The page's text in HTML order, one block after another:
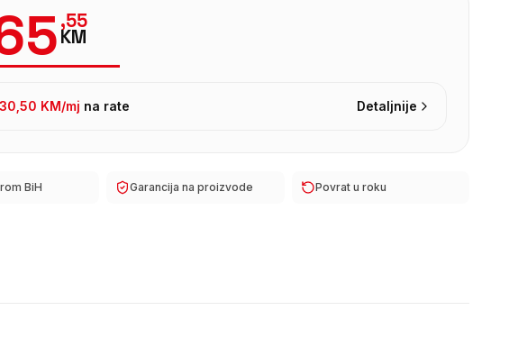
,55
KM
30,50 KM/mj na rate Detaljnije
BiH Garancija na proizvode Povrat u roku